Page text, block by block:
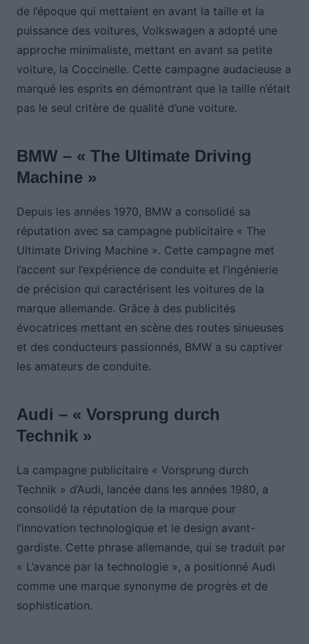
de l’époque qui mettaient en avant la taille et la
puissance des voitures, Volkswagen a adopté une
approche minimaliste, mettant en avant sa petite
voiture, la Coccinelle. Cette campagne audacieuse a
marqué les esprits en démontrant que la taille n’était
pas le seul critère de qualité d’une voiture.
BMW – « The Ultimate Driving
Machine »
Depuis les années 1970, BMW a consolidé sa
réputation avec sa campagne publicitaire « The
Ultimate Driving Machine ». Cette campagne met
l’accent sur l’expérience de conduite et l’ingénierie
de précision qui caractérisent les voitures de la
marque allemande. Grâce à des publicités
évocatrices mettant en scène des routes sinueuses
et des conducteurs passionnés, BMW a su captiver
les amateurs de conduite.
Audi – « Vorsprung durch
Technik »
La campagne publicitaire « Vorsprung durch
Technik » d’Audi, lancée dans les années 1980, a
consolidé la réputation de la marque pour
l’innovation technologique et le design avant-
gardiste. Cette phrase allemande, qui se traduit par
« L’avance par la technologie », a positionné Audi
comme une marque synonyme de progrès et de
sophistication.